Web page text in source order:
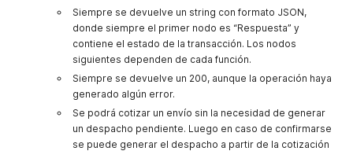
Siempre se devuelve un string con formato JSON,
donde siempre el primer nodo es “Respuesta” y
contiene el estado de la transacción. Los nodos
siguientes dependen de cada función.
Siempre se devuelve un 200, aunque la operación haya
generado algún error.
Se podrá cotizar un envío sin la necesidad de generar
un despacho pendiente. Luego en caso de confirmarse
se puede generar el despacho a partir de la cotización